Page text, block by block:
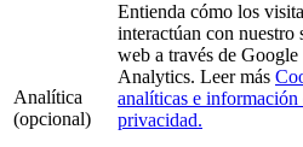
Analítica
(opcional)
Entienda cómo los
interactúan con nuestro
web a través de Google
Analytics. Leer más
analíticas e información
privacidad.